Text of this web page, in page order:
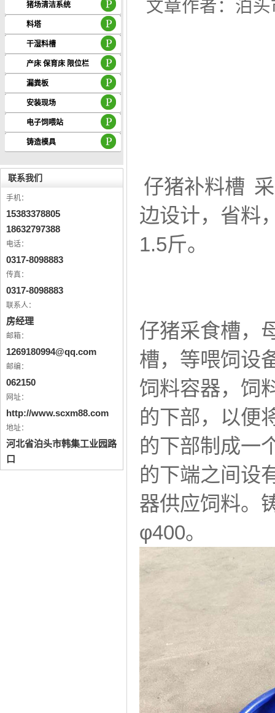
猪场清洁系统
料塔
干湿料槽
产床 保育床 限位栏
漏粪板
安装现场
电子饲喂站
铸造模具
联系我们
手机：
15383378805
18632797388
电话：
0317-8098883
传真：
0317-8098883
联系人：
房经理
邮箱：
1269180994@qq.com
邮编：
062150
网址：
http://www.scxm88.com
地址：
河北省泊头市韩集工业园路
口
文章作者：泊
仔猪补料槽
边设计，省料
1.5斤。
仔猪采食槽，
槽，等喂饲设
饲料容器，饲
的下部，以便
的下部制成一
的下端之间设
器供应饲料。
φ400。